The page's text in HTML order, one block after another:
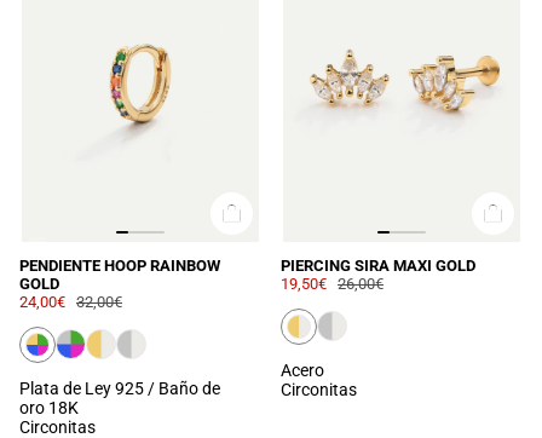
PENDIENTE HOOP RAINBOW
GOLD
24,00€ 32,00€
Plata de Ley 925 / Baño de
oro 18K
Circonitas
PIERCING SIRA MAXI GOLD
19,50€ 26,00€
Acero
Circonitas